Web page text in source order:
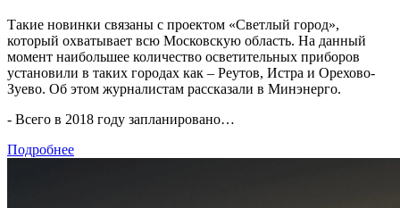
Такие новинки связаны с проектом «Светлый город»,
который охватывает всю Московскую область. На данный
момент наибольшее количество осветительных приборов
установили в таких городах как – Реутов, Истра и Орехово-
Зуево. Об этом журналистам рассказали в Минэнерго.
- Всего в 2018 году запланировано…
Подробнее